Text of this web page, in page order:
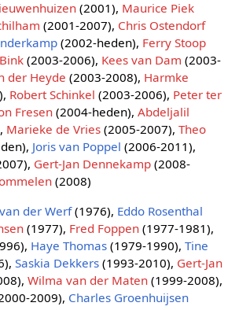
(2001), Maurice Piek
(2001-2007), Chris Ostendorf
(2002-heden), Ferry Stoop
(2003-2006), Kees van Dam (2003-
der Heyde (2003-2008), Harmke
Robert Schinkel (2003-2006), Peter ter
Fresen(2004-heden), Abdeljalil
Marieke de Vries(2005-2007), Theo
Joris van Poppel (2006-2011),
Gert-Jan Dennekamp(2008-
(2008)
der Werf(1976), Eddo Rosenthal
(1977), Fred Foppen(1977-1981),
Haye Thomas(1979-1990), Tine
Saskia Dekkers(1993-2010), Gert-Jan
Wilma van der Maten(1999-2008),
2009), Charles Groenhuijsen